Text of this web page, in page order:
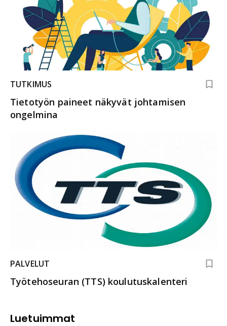
TUTKIMUS
Tietotyön paineet näkyvät johtamisen
ongelmina
PALVELUT
Työtehoseuran (TTS) koulutuskalenteri
Luetuimmat